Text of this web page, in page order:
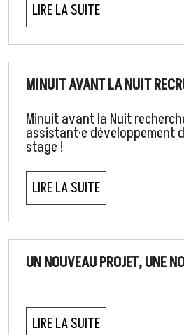
LIRE LA SUITE
MINUIT AVANT LA NUIT
Minuit avant la Nuit
assistant·e développement
stage !
LIRE LA SUITE
UN NOUVEAU PROJET, UNE
LIRE LA SUITE